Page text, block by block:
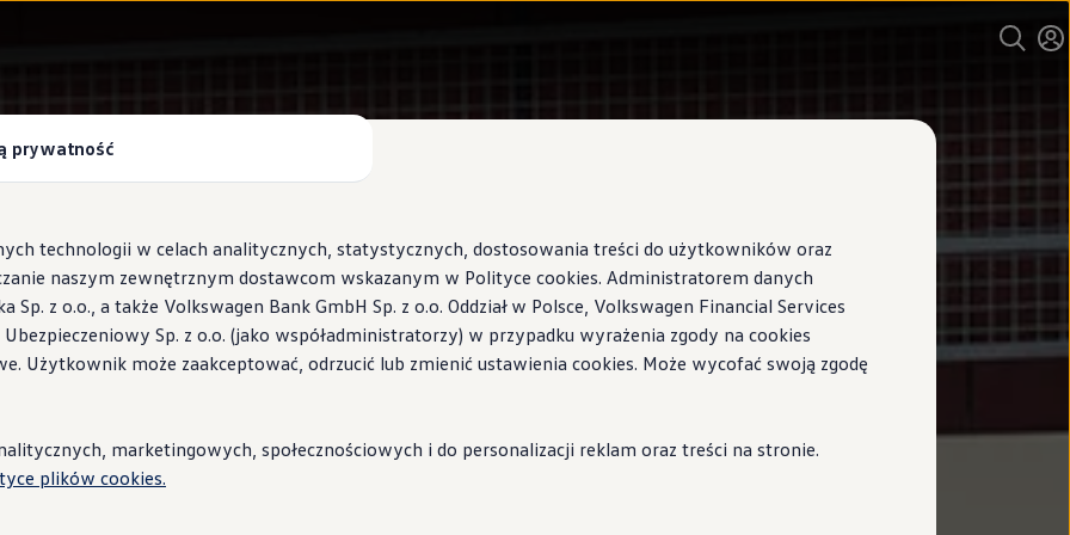
Wallbox ID.Charger
stacje i porady
prywatność
technologii w celach analitycznych, statystycznych, dostosowania treści do użytkowników oraz
naszym zewnętrznym dostawcom wskazanym w Polityce cookies. Administratorem danych
z o.o., a także Volkswagen Bank GmbH Sp. z o.o. Oddział w Polsce, Volkswagen Financial Services
Ubezpieczeniowy Sp. z o.o. (jako współadministratorzy) w przypadku wyrażenia zgody na cookies
Użytkownik może zaakceptować, odrzucić lub zmienić ustawienia cookies. Może wycofać swoją zgodę
marketingowych, społecznościowych i do personalizacji reklam oraz treści na stronie.
plików cookies.